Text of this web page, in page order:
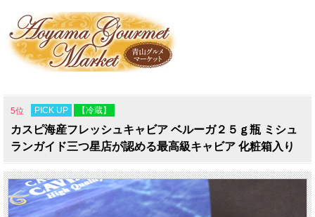
5位 PICK UP 【冷蔵】
カスピ海産フレッシュキャビア ベルーガ２５ｇ瓶 ミシュ
ランガイド三つ星店が認める最高級キャビア 化粧箱入り